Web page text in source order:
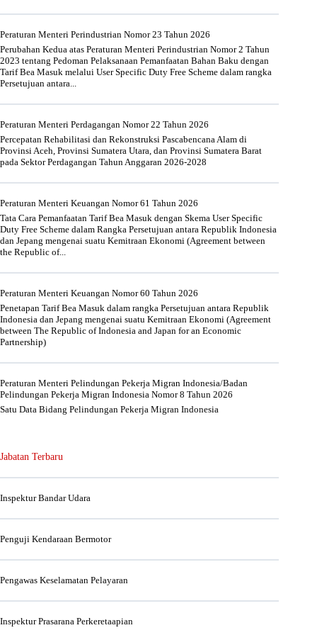
Peraturan Menteri Perindustrian Nomor 23 Tahun 2026
Perubahan Kedua atas Peraturan Menteri Perindustrian Nomor 2 Tahun
2023 tentang Pedoman Pelaksanaan Pemanfaatan Bahan Baku dengan
Tarif Bea Masuk melalui User Specific Duty Free Scheme dalam rangka
Persetujuan antara...
Peraturan Menteri Perdagangan Nomor 22 Tahun 2026
Percepatan Rehabilitasi dan Rekonstruksi Pascabencana Alam di
Provinsi Aceh, Provinsi Sumatera Utara, dan Provinsi Sumatera Barat
pada Sektor Perdagangan Tahun Anggaran 2026-2028
Peraturan Menteri Keuangan Nomor 61 Tahun 2026
Tata Cara Pemanfaatan Tarif Bea Masuk dengan Skema User Specific
Duty Free Scheme dalam Rangka Persetujuan antara Republik Indonesia
dan Jepang mengenai suatu Kemitraan Ekonomi (Agreement between
the Republic of...
Peraturan Menteri Keuangan Nomor 60 Tahun 2026
Penetapan Tarif Bea Masuk dalam rangka Persetujuan antara Republik
Indonesia dan Jepang mengenai suatu Kemitraan Ekonomi (Agreement
between The Republic of Indonesia and Japan for an Economic
Partnership)
Peraturan Menteri Pelindungan Pekerja Migran Indonesia/Badan
Pelindungan Pekerja Migran Indonesia Nomor 8 Tahun 2026
Satu Data Bidang Pelindungan Pekerja Migran Indonesia
Jabatan Terbaru
Inspektur Bandar Udara
Penguji Kendaraan Bermotor
Pengawas Keselamatan Pelayaran
Inspektur Prasarana Perkeretaapian